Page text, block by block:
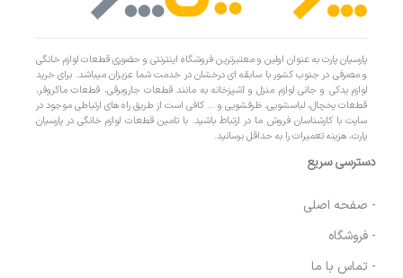
پارسیان پارت به عنوان اولین و معتبرترین فروشگاه اینترنتی و حضوری قطعات لوازم خانگی
و مصرفی در جنوب کشور با سابقه ای درخشان در خدمت شما عزیزان میباشد. برای خرید
لوازم یدکی و جانی لوازم منزل و آشپزخانه به مانند قطعات جاروبرقی، قطعات ماکروفر،
قطعات یخچال، لباسشویی، ظرفشویی و … کافی است از طریق راه های ارتباطی موجود در
سایت با کارشناسان فروش ما در ارتباط باشید. با تامین قطعات لوازم خانگی در پارسیان
پارت، هزینه تعمیرات را به حداقل برسانید.
دسترسی سریع
- صفحه اصلی
- فروشگاه
- تماس با ما